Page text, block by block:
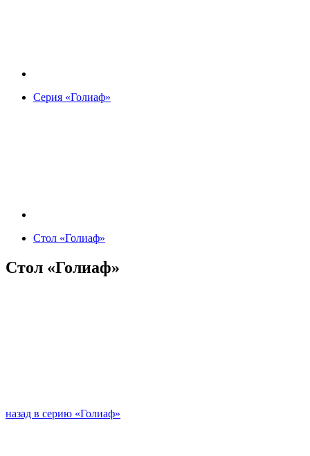
Серия «Голиаф»
Стол «Голиаф»
Стол «Голиаф»
назад в серию «Голиаф»